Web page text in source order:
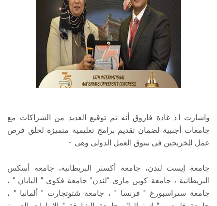
واشارت ا.د غادة فاروق أنه تم توقيع العديد من الشراكات مع
جامعات أجنبية لضمان تقديم برامج تعليمية متميزة لخلق فرص
عمل للخريجين فى سوق العمل الدولى وهى :-
جامعة إيست لندن، جامعة أكستر البريطانية، جامعة أسكس
البريطانية ، جامعة كوين مارى "لندن" جامعة فكوى " اليابان " ،
جامعة ستراسبورغ " فرنسا " ، جامعة شتوتجارت " ألمانيا " ،